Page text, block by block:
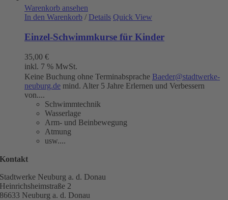
Warenkorb ansehen
In den Warenkorb / Details Quick View
Einzel-Schwimmkurse für Kinder
35,00 €
inkl. 7 % MwSt.
Keine Buchung ohne Terminabsprache Baeder@stadtwerke-
neuburg.de mind. Alter 5 Jahre Erlernen und Verbessern
von....
Schwimmtechnik
Wasserlage
Arm- und Beinbewegung
Atmung
usw....
Kontakt
Stadtwerke Neuburg a. d. Donau
Heinrichsheimstraße 2
86633 Neuburg a. d. Donau